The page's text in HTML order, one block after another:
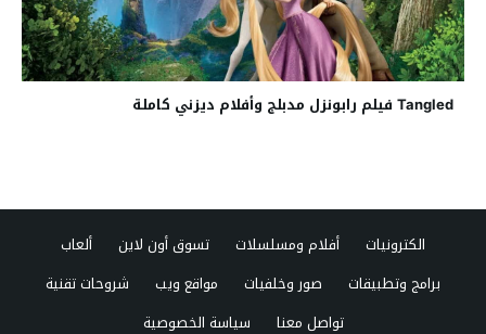
Tangled فيلم رابونزل مدبلج وأفلام ديزني كاملة
الكترونيات أفلام ومسلسلات تسوق أون لاين
ألعاب
برامج وتطبيقات
صور وخلفيات مواقع ويب
شروحات تقنية
تواصل معنا
سياسة الخصوصية